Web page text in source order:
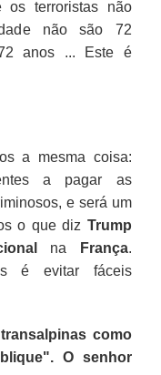
os terroristas não
não são 72
anos ... Este é
a mesma coisa:
a pagar as
e será um
o que diz Trump
na França.
é evitar fáceis
como
O senhor